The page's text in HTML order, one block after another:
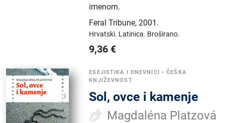
imenom.
Feral Tribune,2001.
Hrvatski. Latinica. Broširano.
9,36 €
ESEJISTIKA I DNEVNICI •ČEŠKA
KNJIŽEVNOST
Sol, ovce i kamenje
Magdaléna Platzová